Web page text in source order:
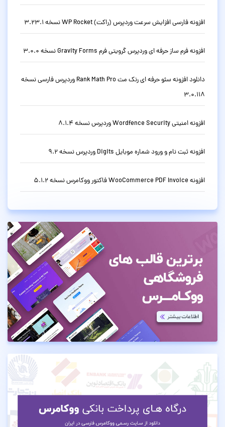
افزونه فارسی افزایش سرعت وردپرس (راکت) WP Rocket نسخه 3.23.1
افزونه فرم ساز حرفه ای وردپرس گرویتی فرم Gravity Forms نسخه 3.0.0
دانلود افزونه سئو حرفه ای رنک مث Rank Math Pro وردپرس فارسی نسخه
3.0.118
افزونه امنیتی Wordfence Security وردپرس نسخه 8.1.4
افزونه ثبت نام و ورود شماره موبایل Digits وردپرس نسخه 9.2
افزونه WooCommerce PDF Invoice فاکتور ووکامرس نسخه 5.1.2